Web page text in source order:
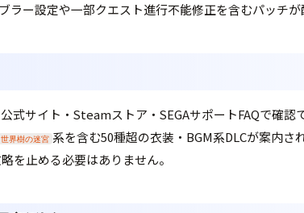
ラー設定や一部クエスト進行不能修正を含むパッチが
式サイト・Steamストア・SEGAサポートFAQで確
世界樹の迷宮 系を含む50種超の衣装・BGM系DLCが案内
を止める必要はありません。